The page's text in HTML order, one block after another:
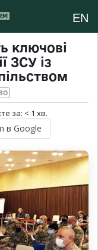
EN
ключові
ЗСУ із
за: < 1 хв.
в Google